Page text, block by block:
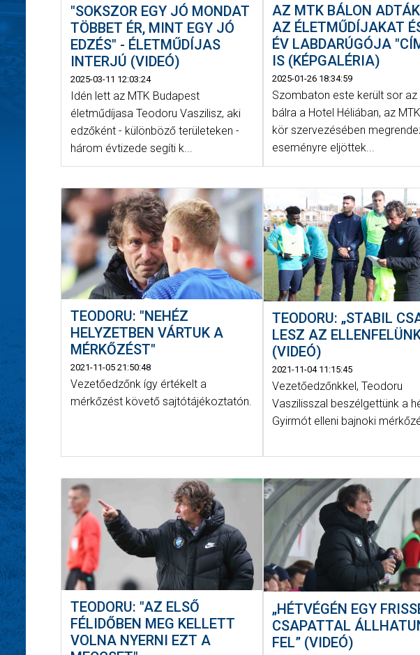
"SOKSZOR EGY JÓ MONDAT
TÖBBET ÉR, MINT EGY JÓ
EDZÉS" - ÉLETMŰDÍJAS
INTERJÚ (VIDEÓ)
2025-03-11 12:03:24
Idén lett az MTK Budapest
életműdíjasa Teodoru Vaszilisz, aki
edzőként - különböző területeken -
három évtizede segíti k...
AZ MTK BÁLON
AZ ÉLETMŰDÍJAKAT
ÉV LABDARÚGÓJA
IS (KÉPGALÉRIA)
2025-01-26 18:34:59
Szombaton este került sor az
bálra a Hotel Héliában, az
kör szervezésében
eseményre eljöttek...
TEODORU: "NEHÉZ
HELYZETBEN VÁRTUK A
MÉRKŐZÉST"
2021-11-05 21:50:48
Vezetőedzőnk így értékelt a
mérkőzést követő sajtótájékoztatón.
TEODORU: „STABIL
LESZ AZ
(VIDEÓ)
2021-11-04 11:15:45
Vezetőedzőnkkel, Teodoru
Vaszilisszal beszélgettünk a
Gyirmót elleni bajnoki
TEODORU: "AZ ELSŐ
FÉLIDŐBEN MEG KELLETT
VOLNA NYERNI EZT A
„HÉTVÉGÉN EGY
CSAPATTAL
FEL” (VIDEÓ)